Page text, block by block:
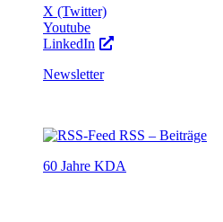
X (Twitter)
Youtube
LinkedIn
Newsletter
RSS – Beiträge
60 Jahre KDA